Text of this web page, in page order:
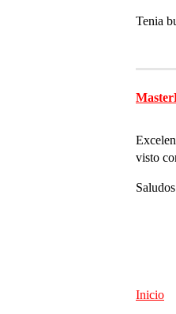
Tenia
visto
Inicio